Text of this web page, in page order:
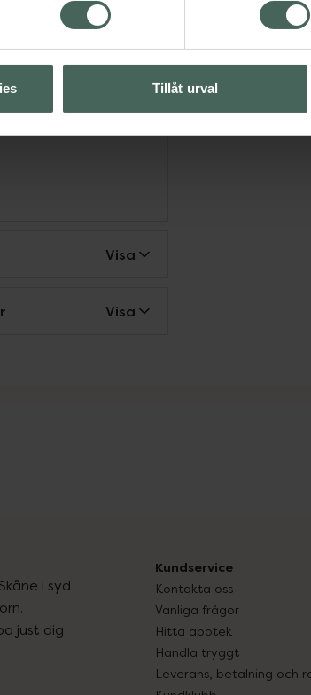
Tillåt urval
diagnostiseras av
ska rådgöra med
blir värre eller
Visa
Visa
i syd
just dig
Kundservice
Kontakta oss
Vanliga frågor
Hitta apotek
Handla tryggt
Leverans, betalning och